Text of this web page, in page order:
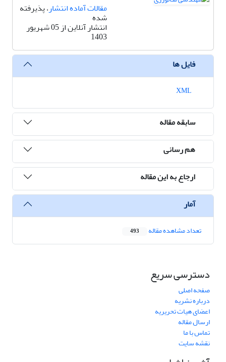
مقالات آماده انتشار، پذیرفته
شده
انتشار آنلاین از 05 شهریور
1403
فایل ها
سابقه مقاله
هم رسانی
ارجاع به این مقاله
آمار
تعداد مشاهده مقاله 493
دسترسی سریع
صفحه اصلی
درباره نشریه
اعضای هیات تحریریه
ارسال مقاله
تماس با ما
نقشه سایت